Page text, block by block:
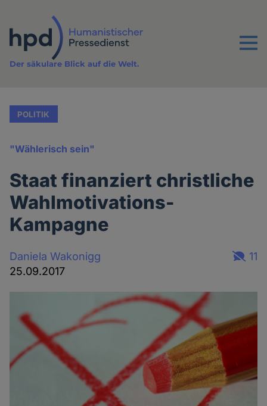
Inhalt
Menu
Der säkulare Blick auf die Welt.
POLITIK
"Wählerisch sein"
Staat finanziert christliche
Wahlmotivations-
Kampagne
Daniela Wakonigg
25.09.2017
11